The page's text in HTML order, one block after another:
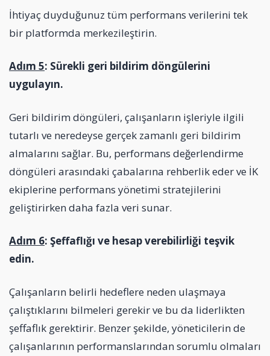
İhtiyaç duyduğunuz tüm performans verilerini tek
bir platformda merkezileştirin.
Adım 5: Sürekli geri bildirim döngülerini
uygulayın.
Geri bildirim döngüleri, çalışanların işleriyle ilgili
tutarlı ve neredeyse gerçek zamanlı geri bildirim
almalarını sağlar. Bu, performans değerlendirme
döngüleri arasındaki çabalarına rehberlik eder ve İK
ekiplerine performans yönetimi stratejilerini
geliştirirken daha fazla veri sunar.
Adım 6: Şeffaflığı ve hesap verebilirliği teşvik
edin.
Çalışanların belirli hedeflere neden ulaşmaya
çalıştıklarını bilmeleri gerekir ve bu da liderlikten
şeffaflık gerektirir. Benzer şekilde, yöneticilerin de
çalışanlarının performanslarından sorumlu olmaları